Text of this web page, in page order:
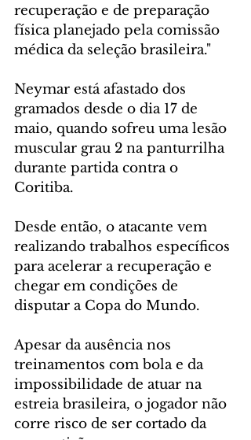
recuperação e de preparação
física planejado pela comissão
médica da seleção brasileira."
Neymar está afastado dos
gramados desde o dia 17 de
maio, quando sofreu uma lesão
muscular grau 2 na panturrilha
durante partida contra o
Coritiba.
Desde então, o atacante vem
realizando trabalhos específicos
para acelerar a recuperação e
chegar em condições de
disputar a Copa do Mundo.
Apesar da ausência nos
treinamentos com bola e da
impossibilidade de atuar na
estreia brasileira, o jogador não
corre risco de ser cortado da